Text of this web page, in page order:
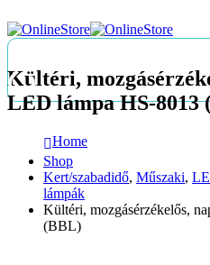
Kültéri,
LED lámpa HS-8013
Home
Shop
Kert/szabadidő, Műszaki,
lámpák
Kültéri, mozgásérzékelős,
(BBL)